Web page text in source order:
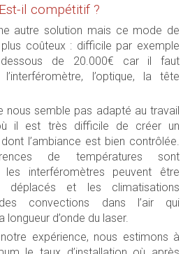
il compétitif ?
autre solution mais ce mode de
coûteux : difficile par exemple
dessous de 20.000€ car il faut
l’interféromètre, l’optique, la tête
nous semble pas adapté au travail
il est très difficile de créer un
l’ambiance est bien contrôlée.
de températures sont
les interféromètres peuvent être
déplacés et les climatisations
convections dans l’air qui
longueur d’onde du laser.
expérience, nous estimons à